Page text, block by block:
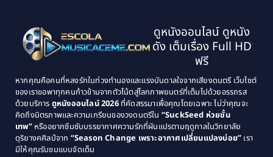
Classic หนังคลาสสิก(25)
Classic หนังคลาสสิก(134)
Classic หนังคลาสสิก(21)
Comedy ตลก(515)
Comedy ตลก(46)
1995
1994
1993
1992
1989
1988
1987
1986
1985
1984
1983
1982
ดูหนังออนไลน์ ดูหนัง
ดัง เต็มเรื่อง Full HD
ฟรี
หากคุณคือคนที่หลงรักในท่วงทำนองและแรงบันดาลใจจากเสียงดนตรี เว็บไซต์
ของเราขอพาทุกคนก้าวข้ามจากตัวโน้ตสู่โลกภาพยนตร์ที่เต็มไปด้วยอรรถรส
ด้วยบริการ ดูหนังออนไลน์ 2026ที่คัดสรรมาเพื่อคุณโดยเฉพาะ ไม่ว่าคุณจะ
คิดถึงมิตรภาพและความเกรียนของวงดนตรีใน “SuckSeed ห่วยขั้น
เทพ”หรืออยากซึมซับบรรยากาศความรักที่ผันแปรตามฤดูกาลในวิทยาลัย
ดุริยางคศิลป์จาก “Season Change เพราะอากาศเปลี่ยนแปลงบ่อย” เรา
มีให้คุณรับชมแบบจัดเต็ม